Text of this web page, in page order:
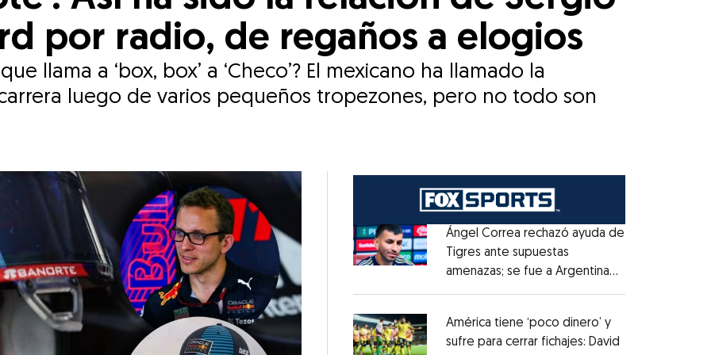
por radio, de regaños a elogios
llama a ‘box, box’ a ‘Checo’? El mexicano ha llamado la
luego de varios pequeños tropezones, pero no todo son
Opens in new window
Ángel Correa rechazó ayuda de
Tigres ante supuestas
amenazas; se fue a Argentina
América tiene ‘poco dinero’ y
sufre para cerrar fichajes: David